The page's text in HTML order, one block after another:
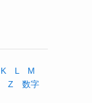
K L
M
Z 数字